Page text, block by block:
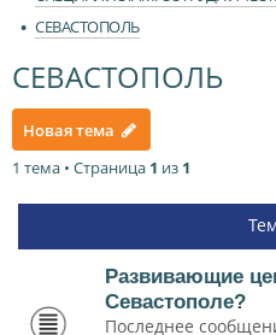
СЕВАСТОПОЛЬ
СЕВАСТОПОЛЬ
Новая тема
1 тема • Страница 1 из 1
Развивающие
Севастополе?
Последнее